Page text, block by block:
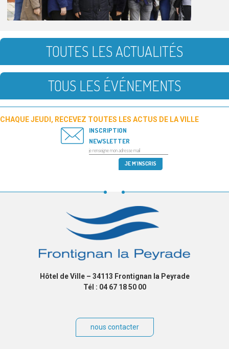
TOUTES LES ACTUALITÉS
TOUS LES ÉVÉNEMENTS
CHAQUE JEUDI, RECEVEZ TOUTES LES ACTUS DE LA VILLE
INSCRIPTION
NEWSLETTER
Hôtel de Ville – 34113 Frontignan la Peyrade
Tél : 04 67 18 50 00
nous contacter